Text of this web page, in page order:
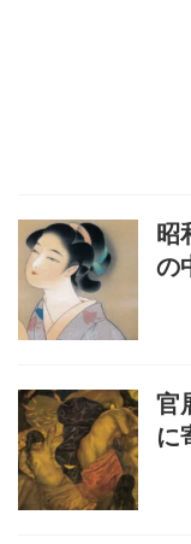
昭
の
官
に